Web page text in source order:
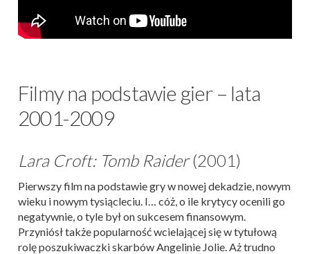
Filmy na podstawie gier – lata
2001-2009
Lara Croft: Tomb Raider(2001)
Pierwszy film na podstawie gry w nowej dekadzie, nowym
wieku i nowym tysiącleciu. I… cóż, o ile krytycy ocenili go
negatywnie, o tyle był on sukcesem finansowym.
Przyniósł także popularność wcielającej się w tytułową
rolę poszukiwaczki skarbów Angelinie Jolie. Aż trudno